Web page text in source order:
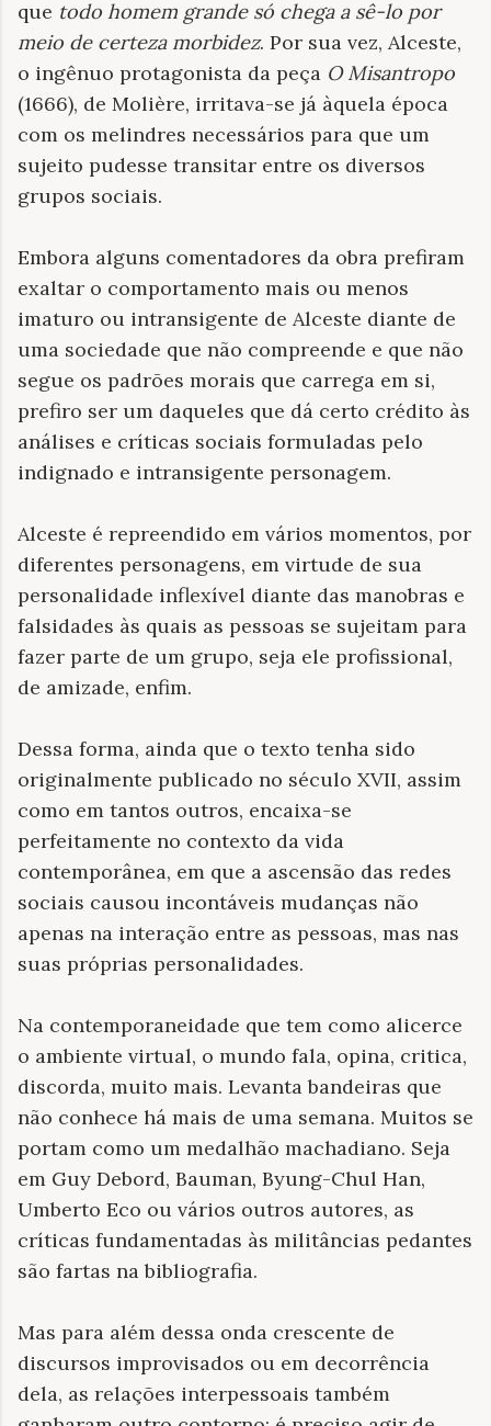
que todo homem grande só chega a sê-lo por
meio de certeza morbidez. Por sua vez, Alceste,
o ingênuo protagonista da peça O Misantropo
(1666), de Molière, irritava-se já àquela época
com os melindres necessários para que um
sujeito pudesse transitar entre os diversos
grupos sociais.
Embora alguns comentadores da obra prefiram
exaltar o comportamento mais ou menos
imaturo ou intransigente de Alceste diante de
uma sociedade que não compreende e que não
segue os padrões morais que carrega em si,
prefiro ser um daqueles que dá certo crédito às
análises e críticas sociais formuladas pelo
indignado e intransigente personagem.
Alceste é repreendido em vários momentos, por
diferentes personagens, em virtude de sua
personalidade inflexível diante das manobras e
falsidades às quais as pessoas se sujeitam para
fazer parte de um grupo, seja ele profissional,
de amizade, enfim.
Dessa forma, ainda que o texto tenha sido
originalmente publicado no século XVII, assim
como em tantos outros, encaixa-se
perfeitamente no contexto da vida
contemporânea, em que a ascensão das redes
sociais causou incontáveis mudanças não
apenas na interação entre as pessoas, mas nas
suas próprias personalidades.
Na contemporaneidade que tem como alicerce
o ambiente virtual, o mundo fala, opina, critica,
discorda, muito mais. Levanta bandeiras que
não conhece há mais de uma semana. Muitos se
portam como um medalhão machadiano. Seja
em Guy Debord, Bauman, Byung-Chul Han,
Umberto Eco ou vários outros autores, as
críticas fundamentadas às militâncias pedantes
são fartas na bibliografia.
Mas para além dessa onda crescente de
discursos improvisados ou em decorrência
dela, as relações interpessoais também